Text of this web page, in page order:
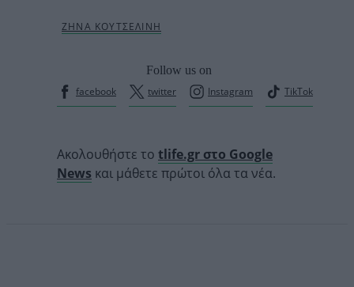
Follow us on
facebook
twitter Instagram TikTok
Ακολουθήστε το tlife.gr στο Google
News και μάθετε πρώτοι όλα τα νέα.